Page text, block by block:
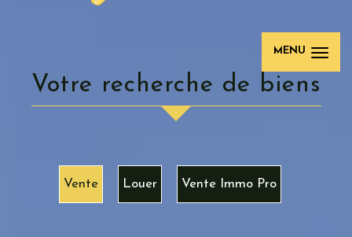
MENU
Votre recherche de biens
Vente Louer Vente Immo Pro